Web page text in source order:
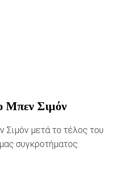
Μπεν Σιμόν
Σιμόν μετά το τέλος του
συγκροτήματος.